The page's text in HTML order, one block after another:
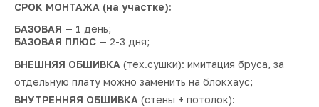
СРОК МОНТАЖА (на участке):
БАЗОВАЯ — 1 день;
БАЗОВАЯ ПЛЮС — 2-3 дня;
ВНЕШНЯЯ ОБШИВКА (тех.сушки): имитация бруса, за
отдельную плату можно заменить на блокхаус;
ВНУТРЕННЯЯ ОБШИВКА (стены + потолок):